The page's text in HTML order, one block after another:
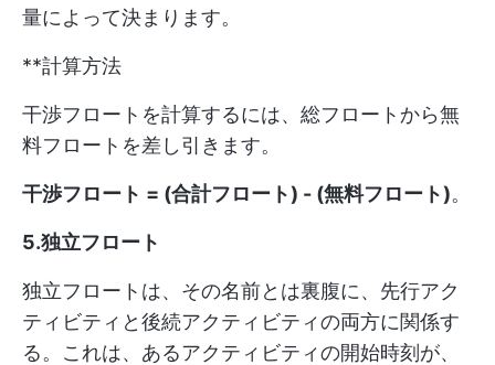
量によって決まります。
**計算方法
干渉フロートを計算するには、総フロートから無
料フロートを差し引きます。
干渉フロート = (合計フロート) - (無料フロート)。
5.独立フロート
独立フロートは、その名前とは裏腹に、先行アク
ティビティと後続アクティビティの両方に関係す
る。これは、あるアクティビティの開始時刻が、